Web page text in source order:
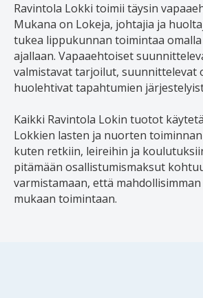
Ravintola Lokki toimii täysin
Mukana on Lokeja, johtajia ja
tukea lippukunnan toimintaa omalla
ajallaan. Vapaaehtoiset
valmistavat tarjoilut, suunnittelevat
huolehtivat tapahtumien
Kaikki Ravintola Lokin tuotot
Lokkien lasten ja nuorten
kuten retkiin, leireihin ja
pitämään osallistumismaksut
varmistamaan, että
mukaan toimintaan.